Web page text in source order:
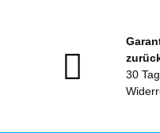
30